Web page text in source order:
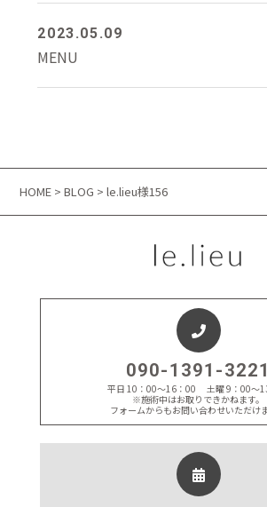
2023.05.09
MENU
HOME >BLOG > le.lieu様156
090-1391-3221
平日 10：00～16：00 土曜 9：00～
※施術中はお取りできかねます。
フォームからもお問い合わせいただけま